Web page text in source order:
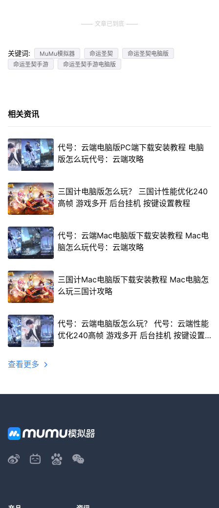
文章已到底
关键词: MuMu模拟器 命运圣契
命运圣契电脑版
命运圣契手游
命运圣契手游电脑版
相关资讯
代号：云端电脑版PC端下载安装教程 电脑
版怎么玩代号：云端攻略
三国计电脑版怎么玩？ 三国计性能优化240
高帧 游戏多开 后台挂机 按键设置教程
代号：云端Mac电脑版下载安装教程 Mac电
脑怎么玩代号：云端攻略
三国计Mac电脑版下载安装教程 Mac电脑怎
么玩三国计攻略
代号：云端电脑版怎么玩？ 代号：云端性能
优化240高帧 游戏多开 后台挂机 按键设置
查看更多